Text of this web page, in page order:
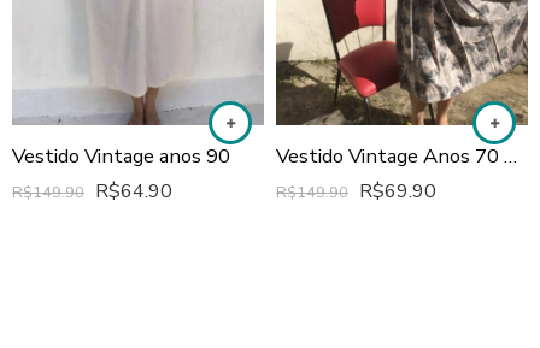
Vestido Vintage anos 90
R$149.90 R$64.90
Vestido Vintage Anos 70 Manga Longa
R$149.90 R$69.90